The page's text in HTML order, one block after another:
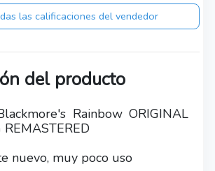
las calificaciones del vendedor
del producto
Rainbow ORIGINAL
REMASTERED
nuevo, muy poco uso